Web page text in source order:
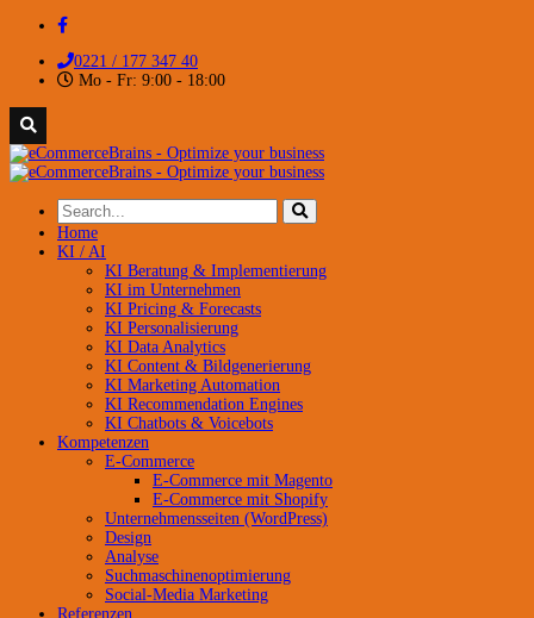
0221 / 177 347 40
Mo - Fr: 9:00 - 18:00
Home
KI / AI
KI Beratung & Implementierung
KI im Unternehmen
KI Pricing & Forecasts
KI Personalisierung
KI Data Analytics
KI Content & Bildgenerierung
KI Marketing Automation
KI Recommendation Engines
KI Chatbots & Voicebots
Kompetenzen
E-Commerce
E-Commerce mit Magento
E-Commerce mit Shopify
Unternehmensseiten (WordPress)
Design
Analyse
Suchmaschinenoptimierung
Social-Media Marketing
Referenzen